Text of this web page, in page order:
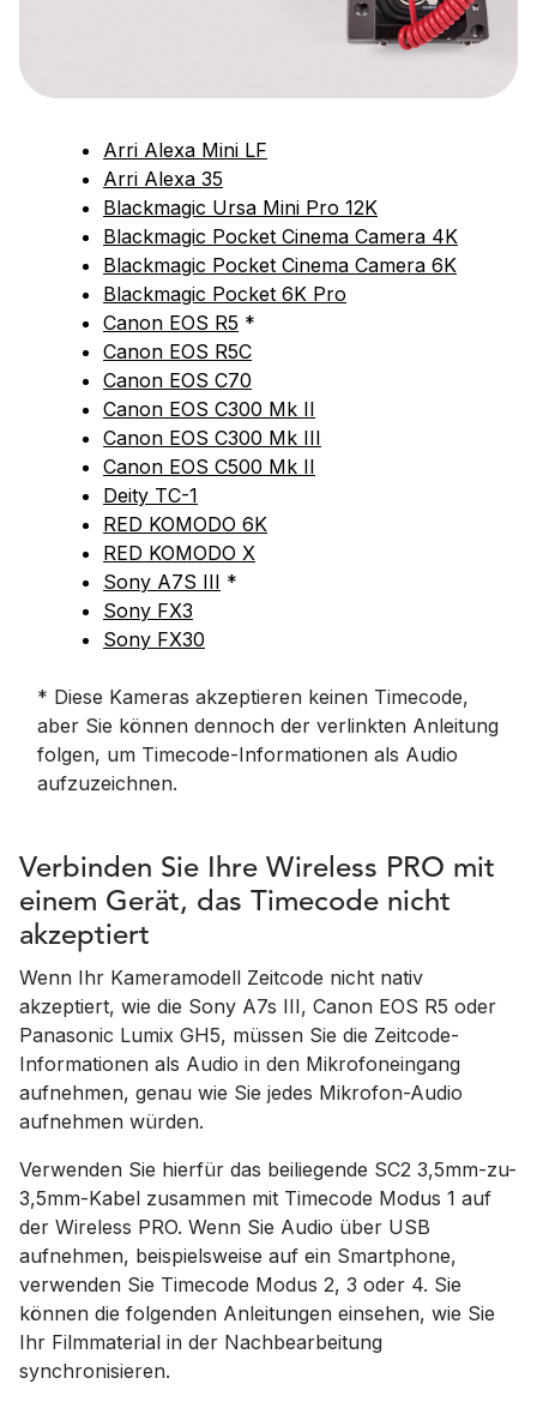
Arri Alexa Mini LF
Arri Alexa 35
Blackmagic Ursa Mini Pro 12K
Blackmagic Pocket Cinema Camera 4K
Blackmagic Pocket Cinema Camera 6K
Blackmagic Pocket 6K Pro
Canon EOS R5 *
Canon EOS R5C
Canon EOS C70
Canon EOS C300 Mk II
Canon EOS C300 Mk III
Canon EOS C500 Mk II
Deity TC-1
RED KOMODO 6K
RED KOMODO X
Sony A7S III *
Sony FX3
Sony FX30
* Diese Kameras akzeptieren keinen Timecode,
aber Sie können dennoch der verlinkten Anleitung
folgen, um Timecode-Informationen als Audio
aufzuzeichnen.
Verbinden Sie Ihre Wireless PRO mit
einem Gerät, das Timecode nicht
akzeptiert
Wenn Ihr Kameramodell Zeitcode nicht nativ
akzeptiert, wie die Sony A7s III, Canon EOS R5 oder
Panasonic Lumix GH5, müssen Sie die Zeitcode-
Informationen als Audio in den Mikrofoneingang
aufnehmen, genau wie Sie jedes Mikrofon-Audio
aufnehmen würden.
Verwenden Sie hierfür das beiliegende SC2 3,5mm-zu-
3,5mm-Kabel zusammen mit Timecode Modus 1 auf
der Wireless PRO. Wenn Sie Audio über USB
aufnehmen, beispielsweise auf ein Smartphone,
verwenden Sie Timecode Modus 2, 3 oder 4. Sie
können die folgenden Anleitungen einsehen, wie Sie
Ihr Filmmaterial in der Nachbearbeitung
synchronisieren.